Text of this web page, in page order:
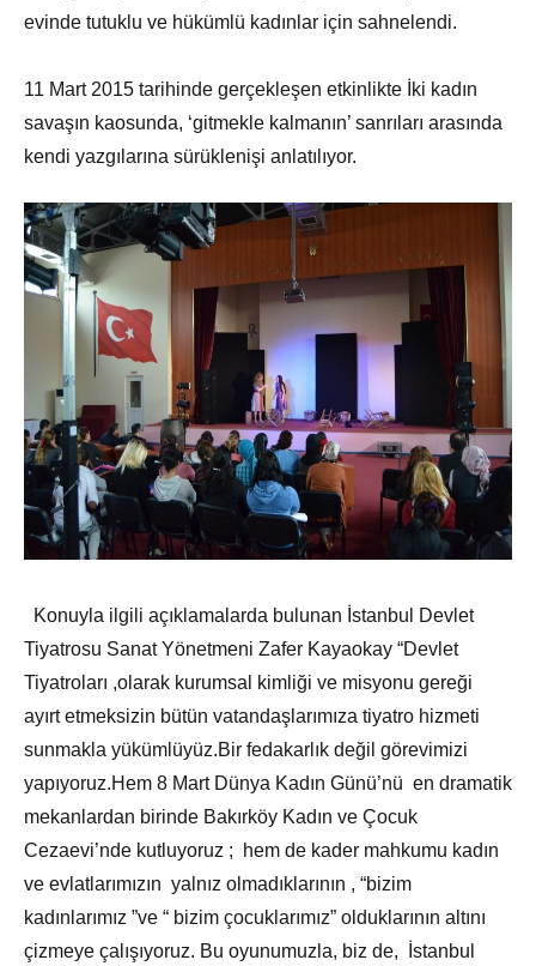
evinde tutuklu ve hükümlü kadınlar için sahnelendi.
11 Mart 2015 tarihinde gerçekleşen etkinlikte İki kadın
savaşın kaosunda, ‘gitmekle kalmanın’ sanrıları arasında
kendi yazgılarına sürüklenişi anlatılıyor.
Konuyla ilgili açıklamalarda bulunan İstanbul Devlet
Tiyatrosu Sanat Yönetmeni Zafer Kayaokay “Devlet
Tiyatroları ,olarak kurumsal kimliği ve misyonu gereği
ayırt etmeksizin bütün vatandaşlarımıza tiyatro hizmeti
sunmakla yükümlüyüz.Bir fedakarlık değil görevimizi
yapıyoruz.Hem 8 Mart Dünya Kadın Günü’nü en dramatik
mekanlardan birinde Bakırköy Kadın ve Çocuk
Cezaevi’nde kutluyoruz ; hem de kader mahkumu kadın
ve evlatlarımızın yalnız olmadıklarının , “bizim
kadınlarımız ”ve “ bizim çocuklarımız” olduklarının altını
çizmeye çalışıyoruz. Bu oyunumuzla, biz de, İstanbul